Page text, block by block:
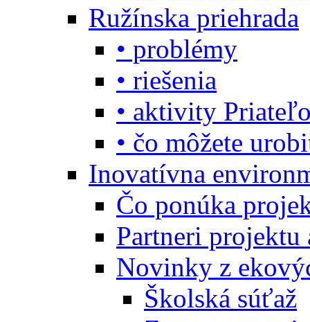
Ružínska priehrada
• problémy
• riešenia
• aktivity
• čo môžete
Inovatívna
Čo ponúka
Partneri projektu
Novinky z
Školská súťaž